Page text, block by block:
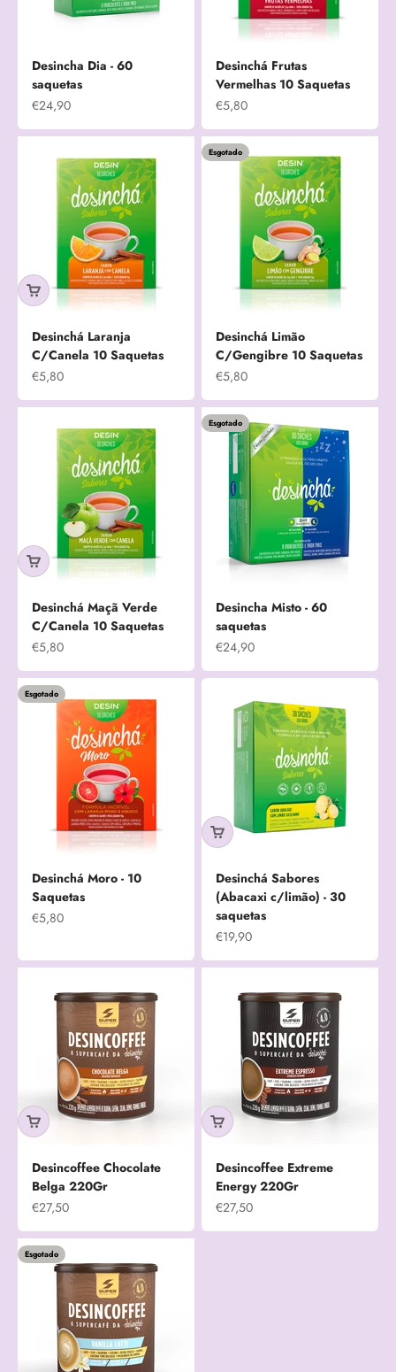
Desincha Dia - 60
saquetas
Preço promocional
€24,90
Desinchá Frutas
Vermelhas 10 Saquetas
Preço promocional
€5,80
Desinchá Laranja
C/Canela 10 Saquetas
Preço promocional
€5,80
Esgotado
Desinchá Limão
C/Gengibre 10 Saquetas
Preço promocional
€5,80
Desinchá Maçã Verde
C/Canela 10 Saquetas
Preço promocional
€5,80
Esgotado
Desincha Misto - 60
saquetas
Preço promocional
€24,90
Esgotado
Desinchá Moro - 10
Saquetas
Preço promocional
€5,80
Desinchá Sabores
(Abacaxi c/limão) - 30
saquetas
Preço promocional
€19,90
Desincoffee Chocolate
Belga 220Gr
Preço promocional
€27,50
Desincoffee Extreme
Energy 220Gr
Preço promocional
€27,50
Esgotado